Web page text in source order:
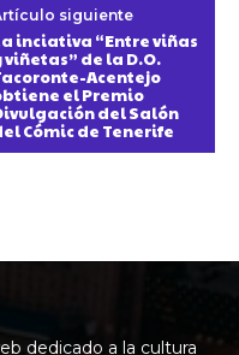
siguiente
inciativa “Entre viñas
viñetas” de la D.O.
Acentejo
el Premio
del Salón
Cómic de Tenerife
dedicado a la cultura